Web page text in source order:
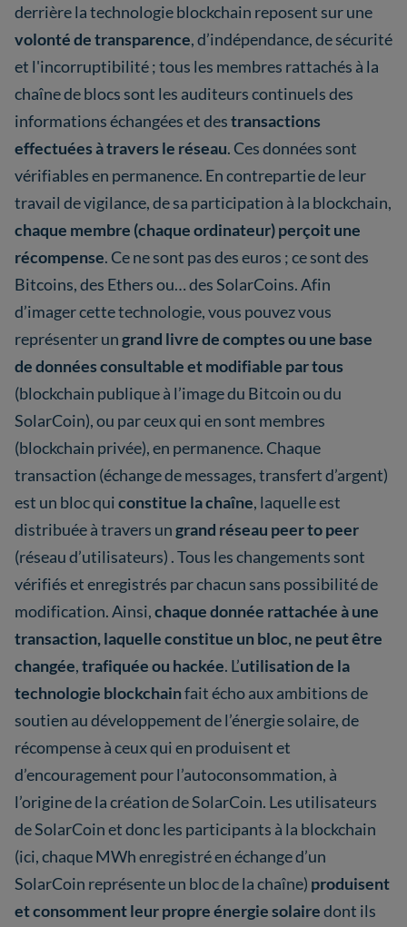
derrière la technologie blockchain reposent sur une
volonté de transparence, d’indépendance, de sécurité
et l'incorruptibilité ; tous les membres rattachés à la
chaîne de blocs sont les auditeurs continuels des
informations échangées et destransactions
effectuées à travers le réseau. Ces données sont
vérifiables en permanence. En contrepartie de leur
travail de vigilance, de sa participation à la blockchain,
chaque membre (chaque ordinateur) perçoit une
récompense. Ce ne sont pas des euros ; ce sont des
Bitcoins, des Ethers ou… des SolarCoins. Afin
d’imager cette technologie, vous pouvez vous
représenter ungrand livre de comptes ou une base
de données consultable et modifiable par tous
(blockchain publique à l’image du Bitcoin ou du
SolarCoin), ou par ceux qui en sont membres
(blockchain privée), en permanence. Chaque
transaction (échange de messages, transfert d’argent)
est un bloc quiconstitue la chaîne, laquelle est
distribuée à travers ungrand réseau peer to peer
(réseau d’utilisateurs) . Tous les changements sont
vérifiés et enregistrés par chacun sans possibilité de
modification. Ainsi,chaque donnée rattachée à une
transaction, laquelle constitue un bloc, ne peut être
changée,trafiquée ou hackée. L’utilisation de la
technologie blockchainfait écho aux ambitions de
soutien au développement de l’énergie solaire, de
récompense à ceux qui en produisent et
d’encouragement pour l’autoconsommation, à
l’origine de la création de SolarCoin. Les utilisateurs
de SolarCoin et donc les participants à la blockchain
(ici, chaque MWh enregistré en échange d’un
SolarCoin représente un bloc de la chaîne) produisent
et consomment leur propre énergie solairedont ils